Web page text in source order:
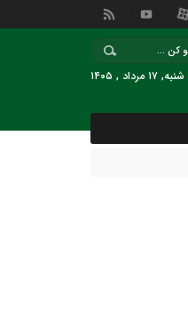
شنبه, ۱۷ مرداد , ۱۴۰۵